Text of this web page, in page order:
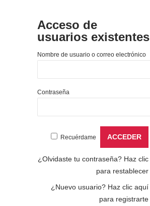
Acceso de
usuarios existentes
Nombre de usuario o correo electrónico
Contraseña
Recuérdame
¿Olvidaste tu contraseña? Haz clic
para restablecer
¿Nuevo usuario? Haz clic aquí
para registrarte